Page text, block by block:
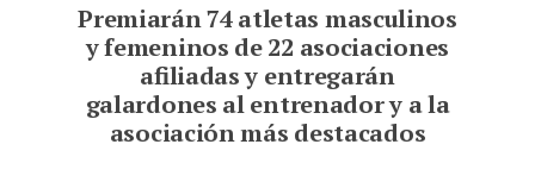
Premiarán 74 atletas masculinos
y femeninos de 22 asociaciones
afiliadas y entregarán
galardones al entrenador y a la
asociación más destacados